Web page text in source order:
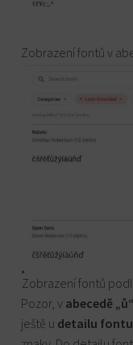
Zobrazení fontů v
Zobrazení fontů
Pozor, v abecedě „ů“
ještě u detailu fontu